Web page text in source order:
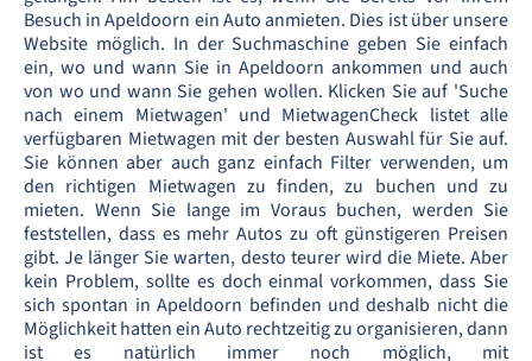
Besuch in Apeldoorn ein Auto anmieten. Dies ist über unsere
Website möglich. In der Suchmaschine geben Sie einfach
ein, wo und wann Sie in Apeldoorn ankommen und auch
von wo und wann Sie gehen wollen. Klicken Sie auf 'Suche
nach einem Mietwagen' und MietwagenCheck listet alle
verfügbaren Mietwagen mit der besten Auswahl für Sie auf.
Sie können aber auch ganz einfach Filter verwenden, um
den richtigen Mietwagen zu finden, zu buchen und zu
mieten. Wenn Sie lange im Voraus buchen, werden Sie
feststellen, dass es mehr Autos zu oft günstigeren Preisen
gibt. Je länger Sie warten, desto teurer wird die Miete. Aber
kein Problem, sollte es doch einmal vorkommen, dass Sie
sich spontan in Apeldoorn befinden und deshalb nicht die
Möglichkeit hatten ein Auto rechtzeitig zu organisieren, dann
ist es natürlich immer noch möglich, mit